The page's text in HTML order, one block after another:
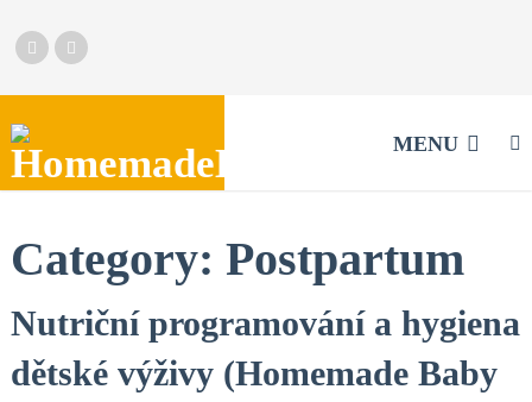
MENU
Category: Postpartum
Nutriční programování a hygiena
dětské výživy (Homemade Baby